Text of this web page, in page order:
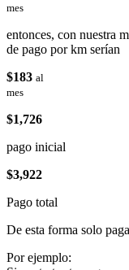
mes
entonces, con nuestra
de pago por km serían
$183 al
mes
$1,726
pago inicial
$3,922
Pago total
De esta forma solo
Por ejemplo: